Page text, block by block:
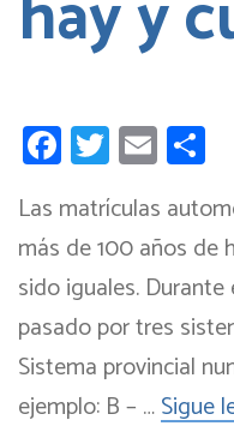
Facebook
Twitter
Email
Las matrículas
más de 100 años de
sido iguales.
pasado por tres
Sistema provincial
ejemplo: B – …Sigue